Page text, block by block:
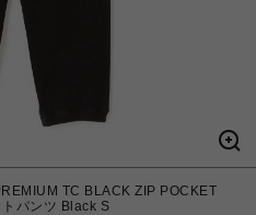
TC BLACK ZIP POCKET
トパンツ Black S